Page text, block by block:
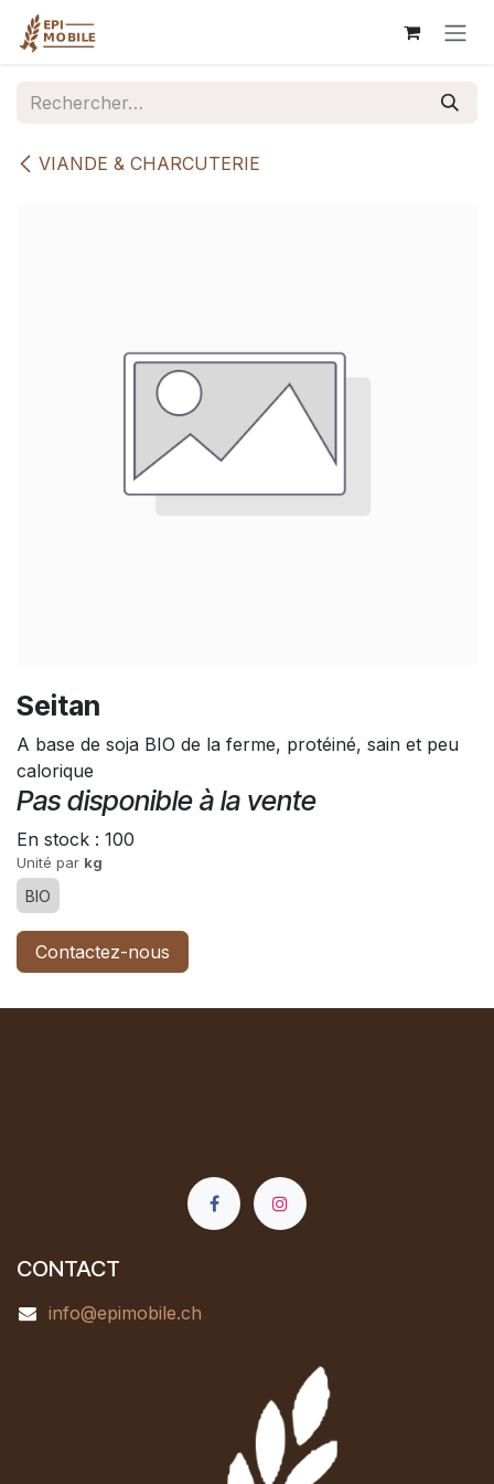
Se rendre au contenu
VIANDE & CHARCUTERIE
Seitan
A base de soja BIO de la ferme, protéiné, sain et peu
calorique
Pas disponible à la vente
En stock : 100
Unité par kg
BIO
Contactez-nous
CONTACT
info@epimobile.ch